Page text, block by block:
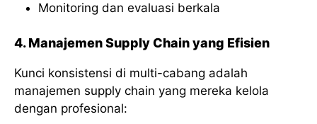
Monitoring dan evaluasi berkala
4. Manajemen Supply Chain yang Efisien
Kunci konsistensi di multi-cabang adalah
manajemen supply chain yang mereka kelola
dengan profesional: